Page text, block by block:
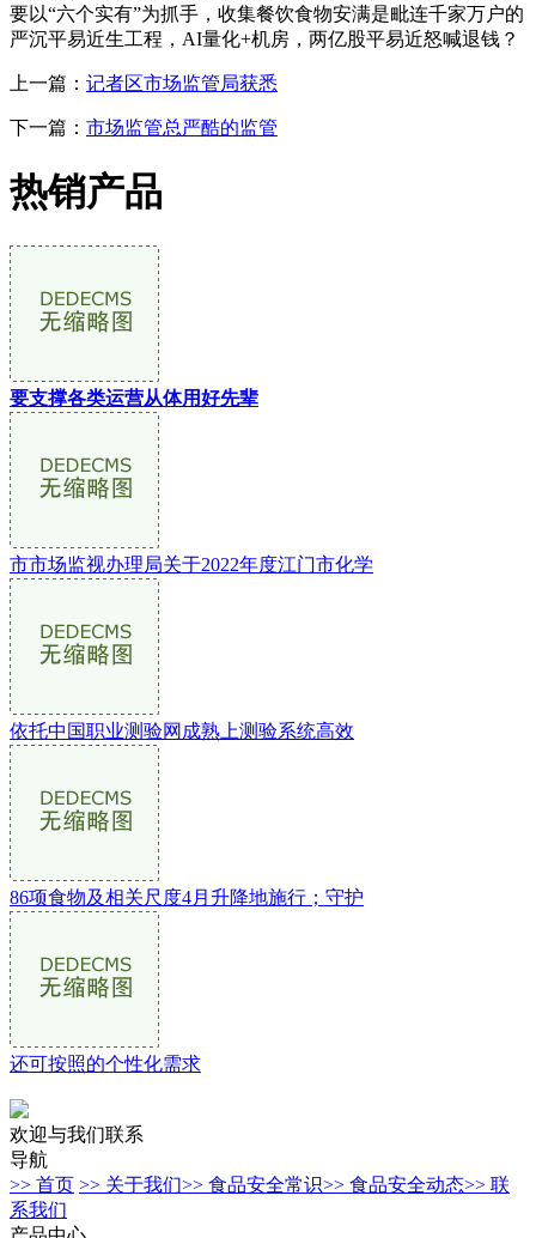
要以“六个实有”为抓手，收集餐饮食物安满是毗连千家万户的
严沉平易近生工程，AI量化+机房，两亿股平易近怒喊退钱？
上一篇： 记者区市场监管局获悉
下一篇： 市场监管总严酷的监管
热销产品
要支撑各类运营从体用好先辈
市市场监视办理局关于2022年度江门市化学
依托中国职业测验网成熟上测验系统高效
86项食物及相关尺度4月升降地施行；守护
还可按照的个性化需求
欢迎与我们联系
导航
>> 首页 >> 关于我们>> 食品安全常识>> 食品安全动态>> 联
系我们